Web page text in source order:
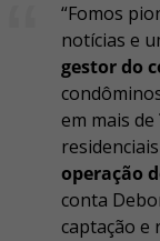
“Fomos
notícias e
gestor do
em mais de
operação
conta
captação e